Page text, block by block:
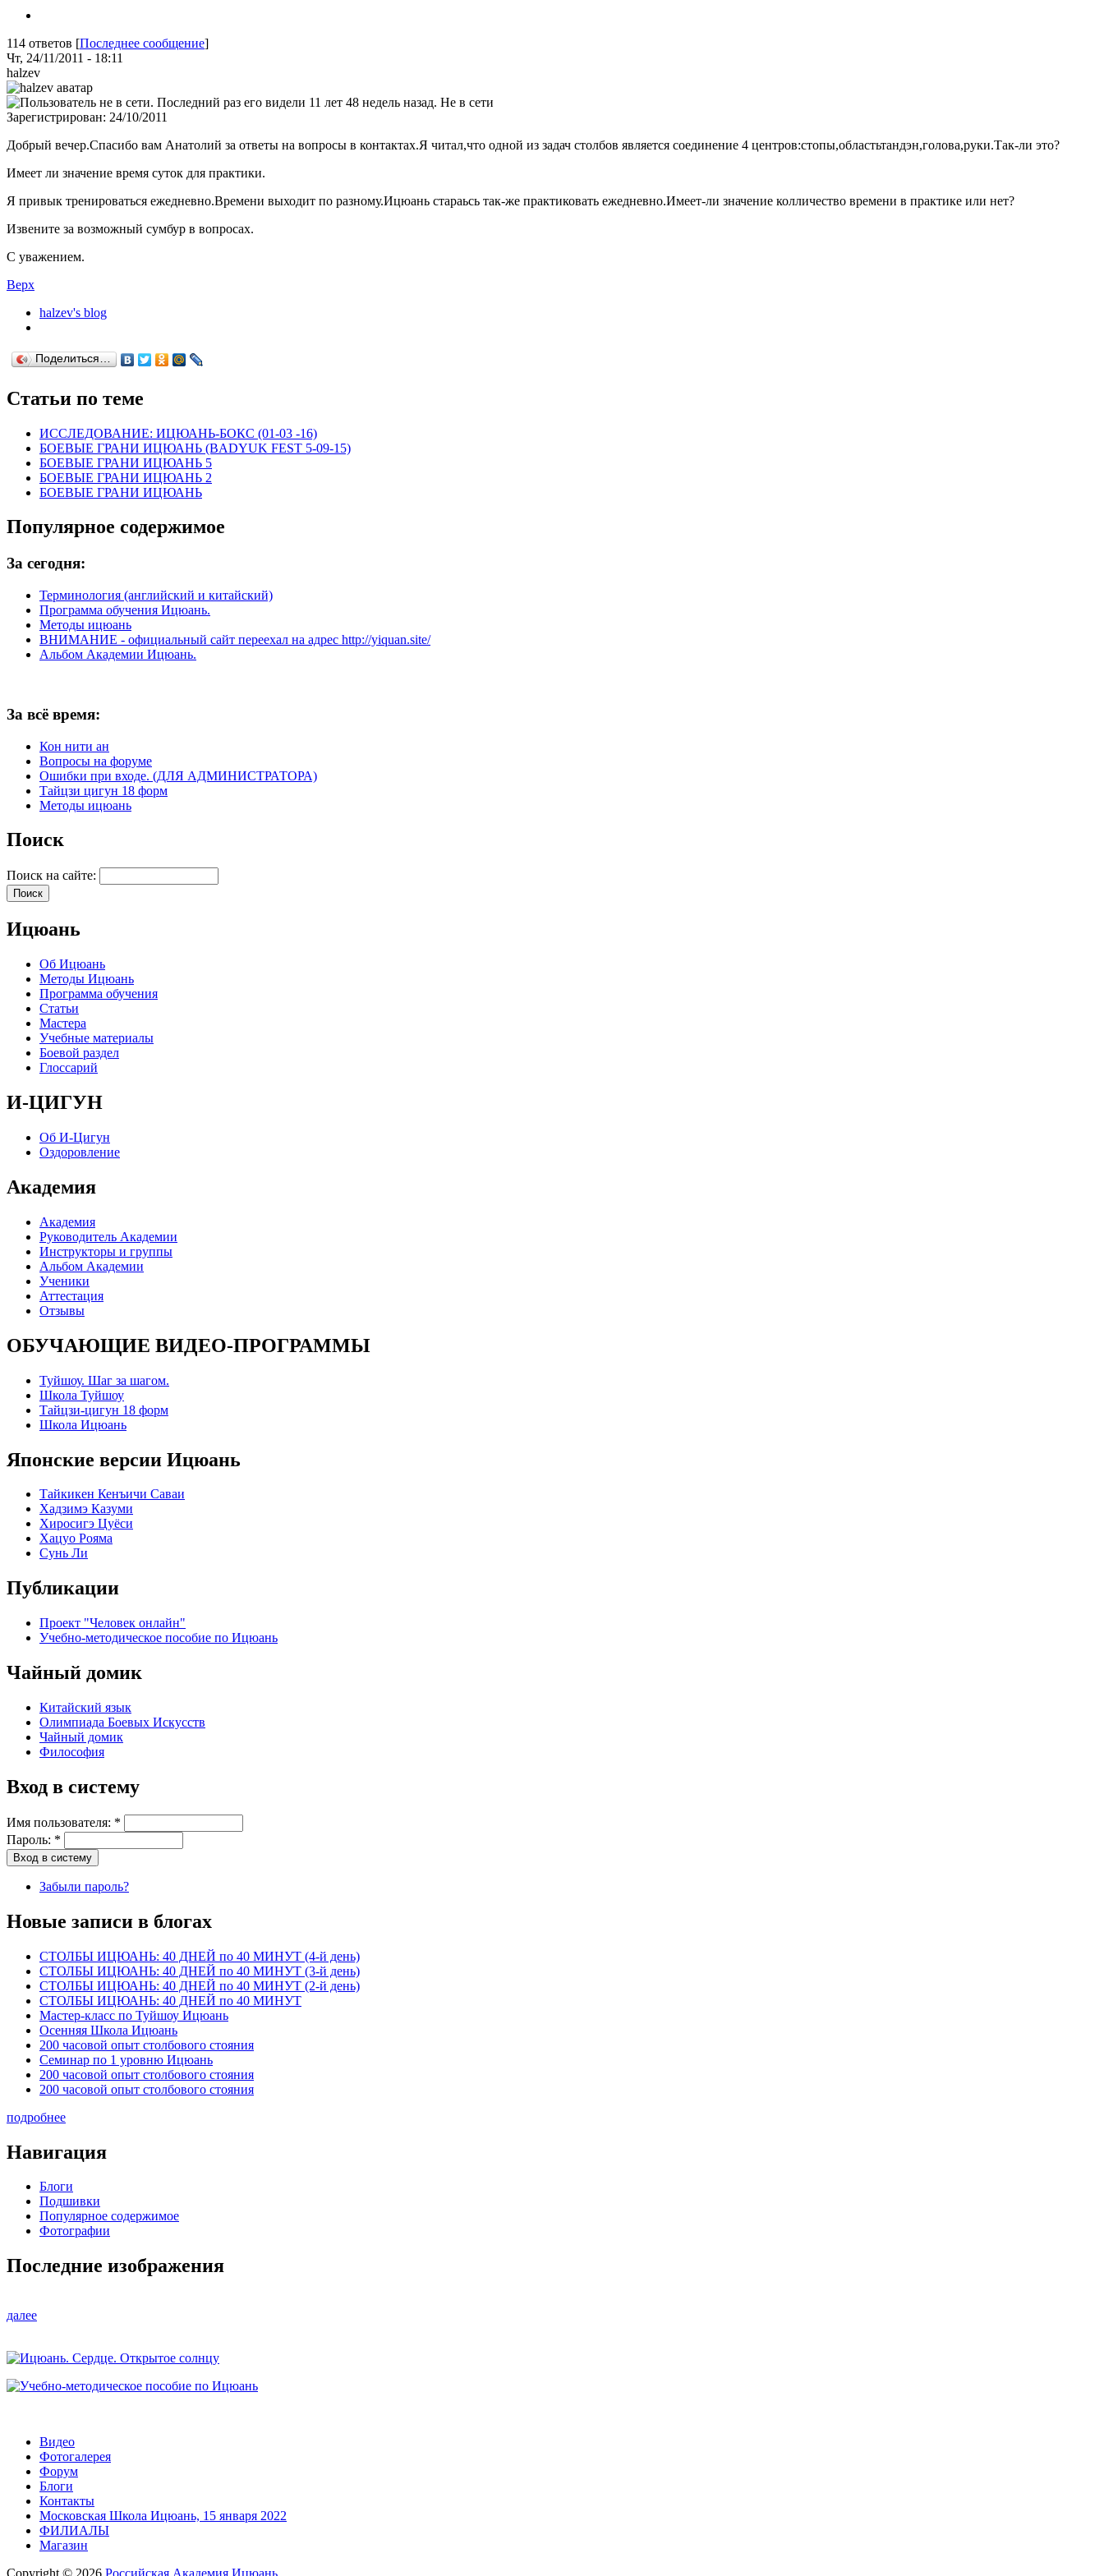
114 ответов [Последнее сообщение]
Чт, 24/11/2011 - 18:11
halzev
Не в сети
Зарегистрирован: 24/10/2011
Добрый вечер.Спасибо вам Анатолий за ответы на вопросы в контактах.Я читал,что одной из задач столбов является соединение 4 центров:стопы,областьтандэн,голова,руки.Так-ли это?
Имеет ли значение время суток для практики.
Я привык тренироваться ежедневно.Времени выходит по разному.Ицюань стараьсь так-же практиковать ежедневно.Имеет-ли значение колличество времени в практике или нет?
Извените за возможный сумбур в вопросах.
С уважением.
Верх
halzev's blog
Поделиться…
Статьи по теме
ИССЛЕДОВАНИЕ: ИЦЮАНЬ-БОКС (01-03 -16)
БОЕВЫЕ ГРАНИ ИЦЮАНЬ (BADYUK FEST 5-09-15)
БОЕВЫЕ ГРАНИ ИЦЮАНЬ 5
БОЕВЫЕ ГРАНИ ИЦЮАНЬ 2
БОЕВЫЕ ГРАНИ ИЦЮАНЬ
Популярное содержимое
За сегодня:
Терминология (английский и китайский)
Программа обучения Ицюань.
Методы ицюань
ВНИМАНИЕ - официальный сайт переехал на адрес http://yiquan.site/
Альбом Академии Ицюань.
За всё время:
Кон нити ан
Вопросы на форуме
Ошибки при входе. (ДЛЯ АДМИНИСТРАТОРА)
Тайцзи цигун 18 форм
Методы ицюань
Поиск
Поиск на сайте:
Ицюань
Об Ицюань
Методы Ицюань
Программа обучения
Статьи
Мастера
Учебные материалы
Боевой раздел
Глоссарий
И-ЦИГУН
Об И-Цигун
Оздоровление
Академия
Академия
Руководитель Академии
Инструкторы и группы
Альбом Академии
Ученики
Аттестация
Отзывы
ОБУЧАЮЩИЕ ВИДЕО-ПРОГРАММЫ
Туйшоу. Шаг за шагом.
Школа Туйшоу
Тайцзи-цигун 18 форм
Школа Ицюань
Японские версии Ицюань
Тайкикен Кенъичи Саваи
Хадзимэ Казуми
Хиросигэ Цуёси
Хацуо Рояма
Сунь Ли
Публикации
Проект "Человек онлайн"
Учебно-методическое пособие по Ицюань
Чайный домик
Китайский язык
Олимпиада Боевых Искусств
Чайный домик
Философия
Вход в систему
Имя пользователя: *
Пароль: *
Забыли пароль?
Новые записи в блогах
СТОЛБЫ ИЦЮАНЬ: 40 ДНЕЙ по 40 МИНУТ (4-й день)
СТОЛБЫ ИЦЮАНЬ: 40 ДНЕЙ по 40 МИНУТ (3-й день)
СТОЛБЫ ИЦЮАНЬ: 40 ДНЕЙ по 40 МИНУТ (2-й день)
СТОЛБЫ ИЦЮАНЬ: 40 ДНЕЙ по 40 МИНУТ
Мастер-класс по Туйшоу Ицюань
Осенняя Школа Ицюань
200 часовой опыт столбового стояния
Семинар по 1 уровню Ицюань
200 часовой опыт столбового стояния
200 часовой опыт столбового стояния
подробнее
Навигация
Блоги
Подшивки
Популярное содержимое
Фотографии
Последние изображения
далее
Видео
Фотогалерея
Форум
Блоги
Контакты
Московская Школа Ицюань, 15 января 2022
ФИЛИАЛЫ
Магазин